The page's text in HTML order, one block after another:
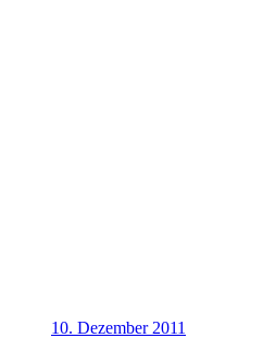
10. Dezember 2011